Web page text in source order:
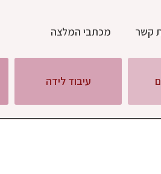
קשר מכתבי המלצה
עיבוד לידה